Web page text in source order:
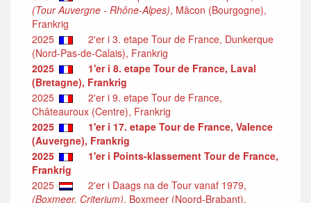
(Tour Auvergne - Rhône-Alpes), Mâcon (Bourgogne),
Frankrig
2025
2'er i 3. etape Tour de France, Dunkerque
(Nord-Pas-de-Calais), Frankrig
2025
1'er i 8. etape Tour de France, Laval
(Bretagne), Frankrig
2025
2'er i 9. etape Tour de France,
Châteauroux (Centre), Frankrig
2025
1'er i 17. etape Tour de France, Valence
(Auvergne), Frankrig
2025
1'er i Points-klassement Tour de France,
Frankrig
2025
2'er i Daags na de Tour vanaf 1979,
(Boxmeer, Criterium), Boxmeer (Noord-Brabant),